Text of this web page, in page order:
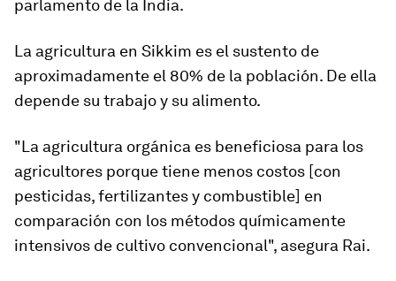
parlamento de la India.
La agricultura en Sikkim es el sustento de
aproximadamente el 80% de la población. De ella
depende su trabajo y su alimento.
"La agricultura orgánica es beneficiosa para los
agricultores porque tiene menos costos [con
pesticidas, fertilizantes y combustible] en
comparación con los métodos químicamente
intensivos de cultivo convencional", asegura Rai.